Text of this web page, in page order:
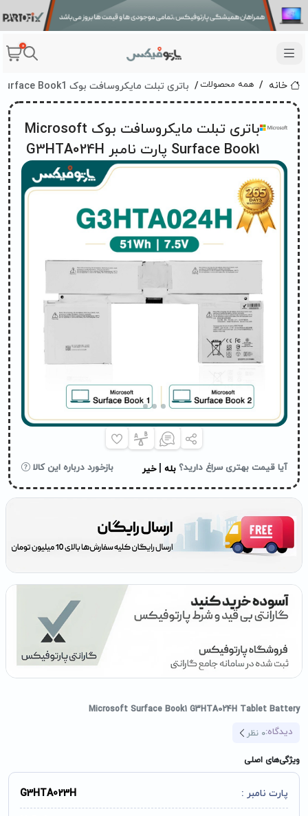
0
خانه همه محصولات باتری تبلت مایکروسافت بوک Microsoft Surface Book1 پارت نامبر G3HTA024H
Microsoft Surface Book1 G3HTA024H Tablet Battery
دیدگاه:0 نظر
ویژگی‌های اصلی
پارت نامبر : G3HTA023H
باتری تبلت مایکروسافت بوک Microsoft
Surface Book1 پارت نامبر G3HTA024H
آیا قیمت بهتری سراغ دارید؟ بله خیر بازخورد درباره این کالا